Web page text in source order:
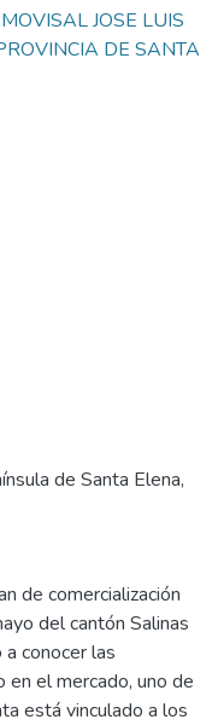
JOSE LUIS
DE SANTA
de Santa Elena,
de comercialización
del cantón Salinas
conocer las
el mercado, uno de
está vinculado a los